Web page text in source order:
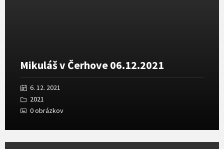
Mikuláš v Čerhove 06.12.2021
6. 12. 2021
2021
0 obrázkov